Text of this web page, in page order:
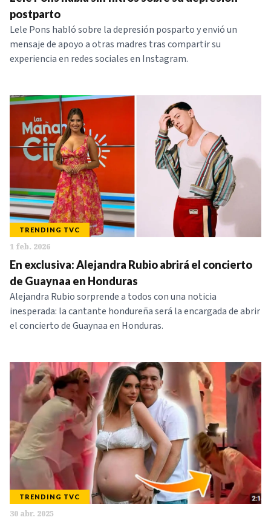
SERIES
postparto
Lele Pons habló sobre la depresión posparto y envió un
mensaje de apoyo a otras madres tras compartir su
experiencia en redes sociales en Instagram.
TRENDING TVC
1 feb. 2026
En exclusiva: Alejandra Rubio abrirá el concierto
de Guaynaa en Honduras
Alejandra Rubio sorprende a todos con una noticia
inesperada: la cantante hondureña será la encargada de abrir
el concierto de Guaynaa en Honduras.
TRENDING TVC
30 abr. 2025